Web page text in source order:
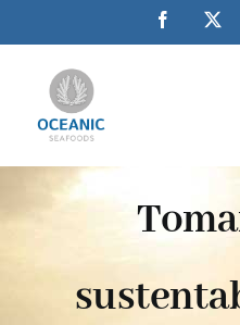
to
content
Facebook